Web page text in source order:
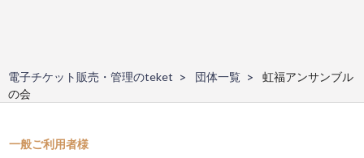
電子チケット販売・管理のteket 団体一覧
虹福アンサンブル
の会
一般ご利用者様